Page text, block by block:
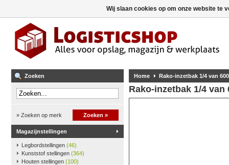
Zoeken
» Zoeken op merk Zoeken »
Magazijnstellingen
Legbordstellingen (46)
Kunststof stellingen (364)
Houten stellingen (100)
Home Rako-inzetbak 1/4 van
Rako-inzetbak 1/4 van
Wij slaan cookies op om onze website te